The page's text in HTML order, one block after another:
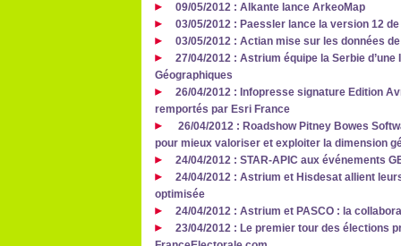
09/05/2012 : Alkante lance ArkeoMap
03/05/2012 : Paessler lance la version 12
03/05/2012 : Actian mise sur les données
27/04/2012 : Astrium équipe la Serbie
Géographiques
26/04/2012 : Infopresse signature Edition
remportés par Esri France
26/04/2012 : Roadshow Pitney Bowes
pour mieux valoriser et exploiter la dimension
24/04/2012 : STAR-APIC aux événements
24/04/2012 : Astrium et Hisdesat allient
optimisée
24/04/2012 : Astrium et PASCO : la
23/04/2012 : Le premier tour des élections